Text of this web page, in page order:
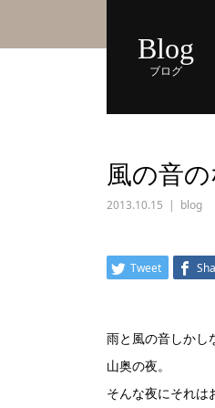
Blog
ブログ
風の音の
2013.10.15 blog
Tweet
雨と風の音しかし
山奥の夜。
そんな夜にそれは